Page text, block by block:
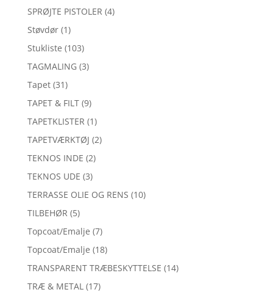
SPRØJTE PISTOLER (4)
Støvdør (1)
Stukliste (103)
TAGMALING (3)
Tapet (31)
TAPET & FILT (9)
TAPETKLISTER (1)
TAPETVÆRKTØJ (2)
TEKNOS INDE (2)
TEKNOS UDE (3)
TERRASSE OLIE OG RENS (10)
TILBEHØR (5)
Topcoat/Emalje (7)
Topcoat/Emalje (18)
TRANSPARENT TRÆBESKYTTELSE (14)
TRÆ & METAL (17)